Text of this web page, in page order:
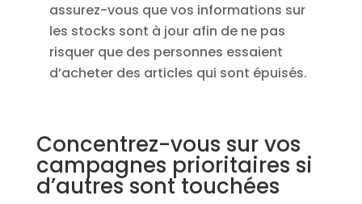
assurez-vous que vos informations sur
les stocks sont à jour afin de ne pas
risquer que des personnes essaient
d’acheter des articles qui sont épuisés.
Concentrez-vous sur vos
campagnes prioritaires si
d’autres sont touchées